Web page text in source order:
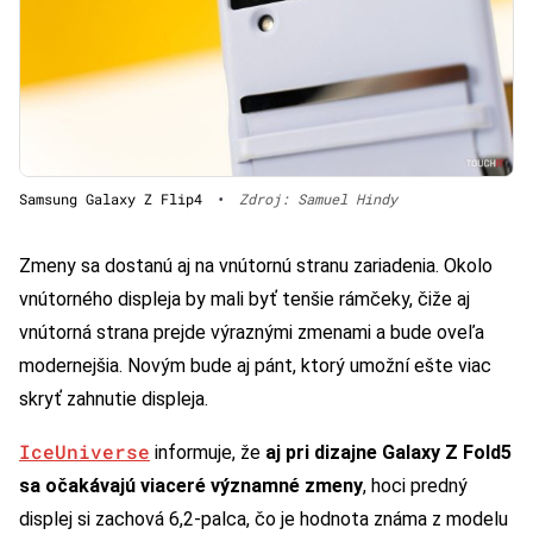
Samsung Galaxy Z Flip4 • Zdroj: Samuel Hindy
Zmeny sa dostanú aj na vnútornú stranu zariadenia. Okolo
vnútorného displeja by mali byť tenšie rámčeky, čiže aj
vnútorná strana prejde výraznými zmenami a bude oveľa
modernejšia. Novým bude aj pánt, ktorý umožní ešte viac
skryť zahnutie displeja.
IceUniverse informuje, že aj pri dizajne Galaxy Z Fold5
sa očakávajú viaceré významné zmeny, hoci predný
displej si zachová 6,2-palca, čo je hodnota známa z modelu